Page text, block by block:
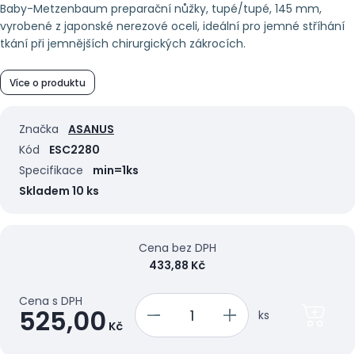
Baby-Metzenbaum preparační nůžky, tupé/tupé, 145 mm,
vyrobené z japonské nerezové oceli, ideální pro jemné stříhání
tkání při jemnějších chirurgických zákrocích.
Více o produktu
Značka
ASANUS
Kód
ESC2280
Specifikace
min=1ks
Skladem 10 ks
Cena s DPH
525,00 Kč
Cena bez DPH
433,88 Kč
ks